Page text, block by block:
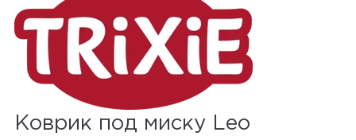
Коврик под миску Leo